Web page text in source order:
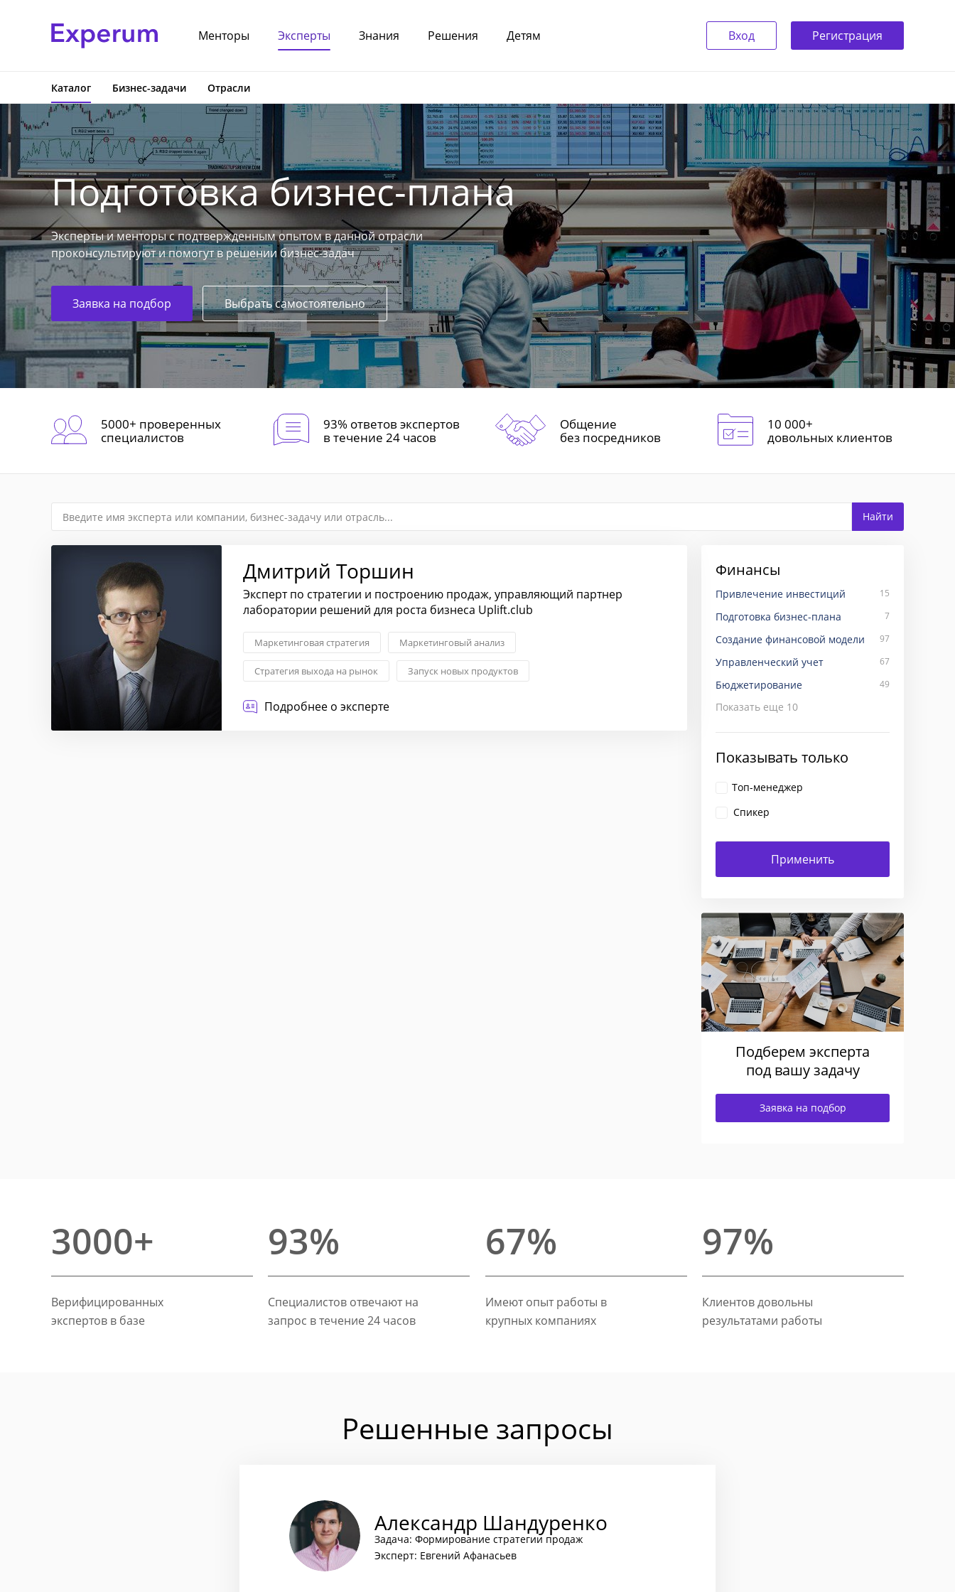
Менторы Эксперты Знания Решения Детям Вход Регистрация
Каталог Бизнес-задачи Отрасли
Подготовка бизнес-плана
Эксперты и менторы с подтвержденным опытом в данной отрасли
проконсультируют и помогут в решении бизнес-задач
Заявка на подбор Выбрать самостоятельно
5000+ проверенных
специалистов
93% ответов экспертов
в течение 24 часов
Общение
без посредников
10 000+
довольных клиентов
Дмитрий Торшин
Эксперт по стратегии и построению продаж, управляющий партнер
лаборатории решений для роста бизнеса Uplift.club
Маркетинговая стратегия Маркетинговый анализ
Стратегия выхода на рынок Запуск новых продуктов
Управление продажами
Подробнее о эксперте
Финансы
Привлечение инвестиций 15
Подготовка бизнес-плана 7
Создание финансовой модели 97
Управленческий учет 67
Бюджетирование 49
Показать еще 10
Показывать только
Топ-менеджер
Спикер
Подберем эксперта
под вашу задачу
Заявка на подбор
3000+
Верифицированных
экспертов в базе
93%
Специалистов отвечают на
запрос в течение 24 часов
67%
Имеют опыт работы в
крупных компаниях
97%
Клиентов довольны
результатами работы
Решенные запросы
Александр Шандуренко
Задача: Формирование стратегии продаж
Эксперт: Евгений Афанасьев